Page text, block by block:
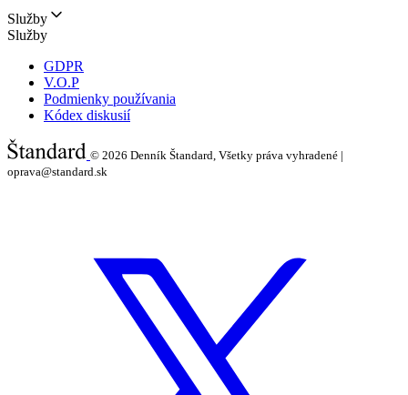
Služby
Služby
GDPR
V.O.P
Podmienky používania
Kódex diskusií
© 2026 Denník Štandard, Všetky práva vyhradené |
oprava@standard.sk